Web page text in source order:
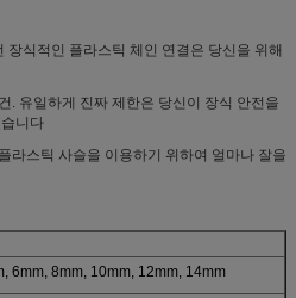
장식적인 플라스틱 체인 연결은 당신을 위해
. 유일하게 진짜 제한은 당신이 장식 안전을
니다
라스틱 사슬을 이용하기 위하여 얼마나 잘을
6mm, 8mm, 10mm, 12mm, 14mm